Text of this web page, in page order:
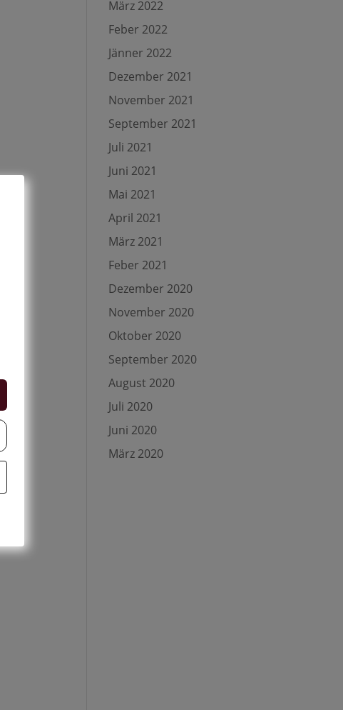
März 2022
Feber 2022
Jänner 2022
Dezember 2021
November 2021
September 2021
Juli 2021
Juni 2021
Mai 2021
April 2021
März 2021
Feber 2021
Dezember 2020
November 2020
Oktober 2020
September 2020
August 2020
Juli 2020
Juni 2020
März 2020